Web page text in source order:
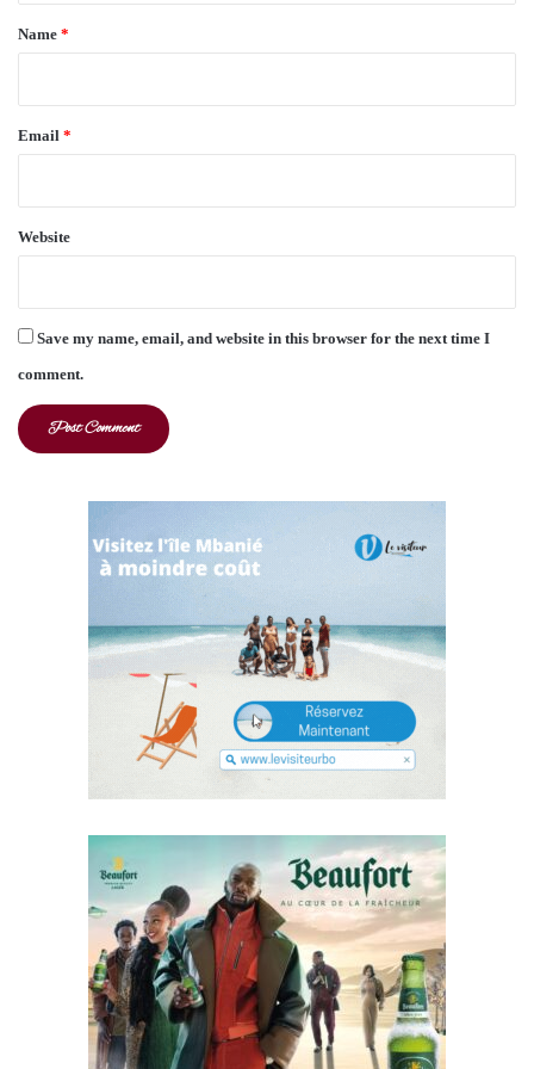
*
Name *
Email *
Website
Save my name, email, and website in this browser for the next time I
comment.